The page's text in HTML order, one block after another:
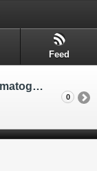
Feed
Cât te costă să vizionezi un film în cinematografele din Cluj
0